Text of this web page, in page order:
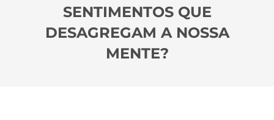
SENTIMENTOS QUE
DESAGREGAM A NOSSA
MENTE?